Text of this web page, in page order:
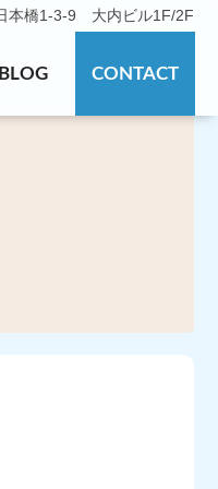
本橋1-3-9 大内ビル1F/2F
BLOG CONTACT